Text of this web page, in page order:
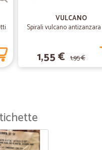
Grazie mille di
Grazie mille di tutto❤
VULCANO
Spirali vulcano antizanzara
1,55 € 1,95 €